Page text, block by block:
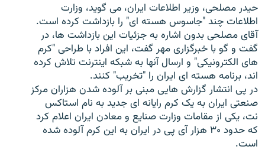
گزارش‌های ویدئویی
English
به ما بپیوندید
زبان‌های دیگر
حیدر مصلحی، وزیر اطلاعات ایران، می گوید، وزارت
اطلاعات چند "جاسوس هسته ای" را بازداشت کرده است.
آقای مصلحی بدون اشاره به جزئیات این بازداشت ها، در
گفت و گو با خبرگزاری مهر گفت، این افراد با طراحی "کرم
های الکترونیکی" و ارسال آنها به شبکه اینترنت تلاش کرده
اند، برنامه هسته ای ایران را "تخریب" کنند.
در پی انتشار گزارش هایی مبنی بر آلوده شدن هزاران مرکز
صنعتی ایران به یک کرم رایانه ای جدید به نام استاکس
نت، یکی از مقامات وزارت صنایع و معادن ایران اعلام کرد
که حدود ۳۰ هزار آی پی در ایران به این کرم آلوده شده
است.